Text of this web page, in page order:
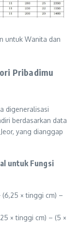
untuk Wanita dan
Pribadimu
digeneralisasi
berdasarkan data
yang dianggap
untuk Fungsi
(6,25 × tinggi cm) –
× tinggi cm) – (5 ×